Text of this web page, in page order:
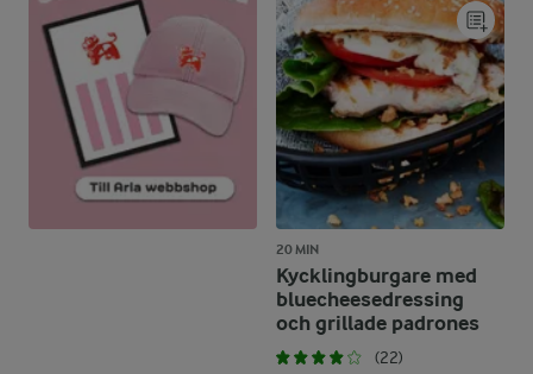
20 MIN
Kycklingburgare med
bluecheesedressing
och grillade padrones
(22)